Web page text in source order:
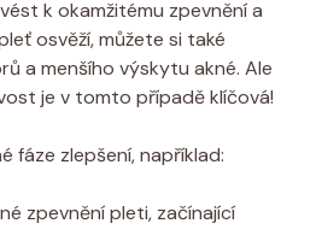
‍k okamžitému​ zpevnění ‌a⁣
osvěží, můžete si⁣ také
a menšího výskytu ‍akné. Ale
je v tomto⁢ případě⁢ klíčová!
fáze zlepšení, například:
zpevnění pleti,⁢ začínající